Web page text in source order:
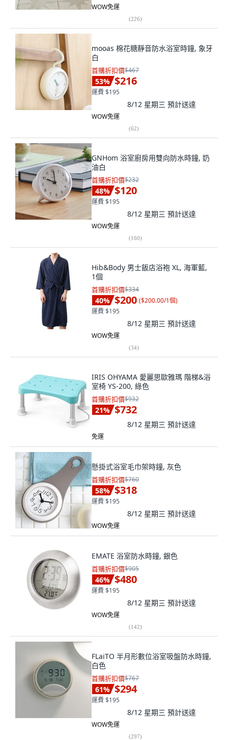
WOW免運
(226)
mooas 棉花糖靜音防水浴室時鐘, 象牙
白
首購折扣價$467
53% $216
運費 $195
8/12 星期三 預計送達
WOW免運
(62)
GNHom 浴室廚房用雙向防水時鐘, 奶
油白
首購折扣價$232
48% $120
運費 $195
8/12 星期三 預計送達
WOW免運
(160)
Hib&Body 男士飯店浴袍 XL, 海軍藍,
1個
首購折扣價$334
40% $200 ($200.00/1個)
運費 $195
8/12 星期三 預計送達
WOW免運
(34)
IRIS OHYAMA 愛麗思歐雅瑪 階梯&浴
室椅 YS-200, 綠色
首購折扣價$932
21% $732
8/12 星期三 預計送達
免運
懸掛式浴室毛巾架時鐘, 灰色
首購折扣價$760
58% $318
運費 $195
8/12 星期三 預計送達
WOW免運
EMATE 浴室防水時鐘, 銀色
首購折扣價$905
46% $480
運費 $195
8/12 星期三 預計送達
WOW免運
(142)
FLaiTO 半月形數位浴室吸盤防水時鐘,
白色
首購折扣價$767
61% $294
運費 $195
8/12 星期三 預計送達
WOW免運
(297)